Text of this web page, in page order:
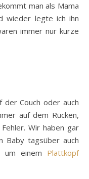
man als Mama
wieder legte ich ihn
immer nur kurze
Couch oder auch
auf dem Rücken,
Wir haben gar
Baby tagsüber auch
um einem Plattkopf